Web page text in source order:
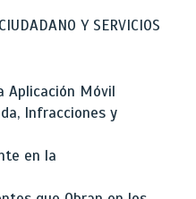
Y SERVICIOS
Aplicación Móvil
Infracciones y
en la